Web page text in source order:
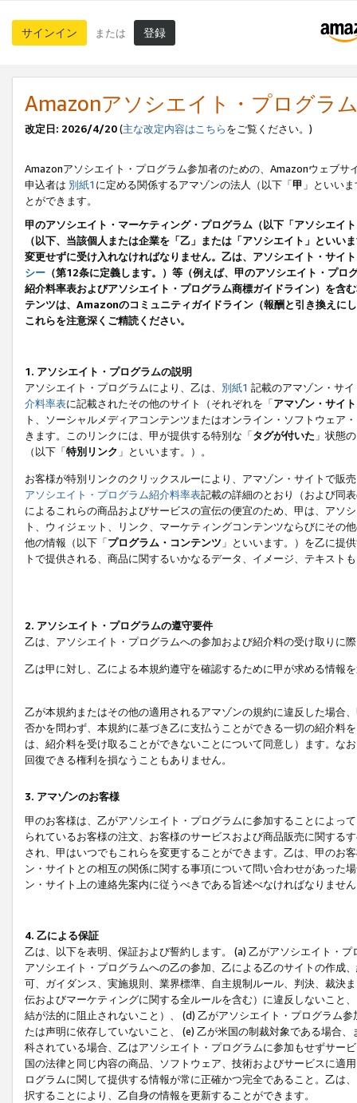
サインイン または 登録
Amazonアソシエイト・プログラ
改定日: 2026/4/20(主な改定内容はこちらをご覧ください。)
Amazonアソシエイト・プログラム参加者のための、Amazonウェブサ
申込者は 別紙1 に定める関係するアマゾンの法人（以下「甲 」といい
とができます。
甲のアソシエイト・マーケティング・プログラム（以下「アソシエイ
（以下、当該個人または企業を「乙」または「アソシエイト」とい
変更せずに受け入れなければなりません。乙は、アソシエイト・サイ
シー （第12条に定義します。）等（例えば、甲のアソシエイト・プ
紹介料率表およびアソシエイト・プログラム商標ガイドライン）を
テンツは、Amazonのコミュニティガイドライン（報酬と引き換えに
これらを注意深くご精読ください。
1. アソシエイト・プログラムの説明
アソシエイト・プログラムにより、乙は、 別紙1 記載のアマゾン・サ
介料率表に記載されたその他のサイト（それぞれを「アマゾン・サイト
ト、ソーシャルメディアコンテンツまたはオンライン・ソフトウェア
きます。このリンクには、甲が提供する特別な「タグが付いた 」状態
（以下「特別リンク 」といいます。）。
お客様が特別リンクのクリックスルーにより、アマゾン・サイトで販
アソシエイト・プログラム紹介料率表記載の詳細のとおり（および同
によるこれらの商品およびサービスの宣伝の便宜のため、甲は、アソ
ト、ウィジェット、リンク、マーケティングコンテンツならびにその
他の情報（以下「プログラム・コンテンツ 」といいます。）を乙に提
トで提供される、商品に関するいかなるデータ、イメージ、テキス
2. アソシエイト・プログラムの遵守要件
乙は、アソシエイト・プログラムへの参加および紹介料の受け取りに
乙は甲に対し、乙による本規約遵守を確認するために甲が求める情報
乙が本規約またはその他の適用されるアマゾンの規約に違反した場合
否かを問わず、本規約に基づき乙に支払うことができる一切の紹介料
は、紹介料を受け取ることができないことについて同意し）ます。な
回復できる権利を損なうこともありません。
3. アマゾンのお客様
甲のお客様は、乙がアソシエイト・プログラムに参加することによっ
られているお客様の注文、お客様のサービスおよび商品販売に関する
され、甲はいつでもこれらを変更することができます。乙は、甲のお
ン・サイトとの相互の関係に関する事項について問い合わせがあった
ン・サイト上の連絡先案内に従うべきである旨述べなければなりませ
4. 乙による保証
乙は、以下を表明、保証および誓約します。 (a) 乙がアソシエイト・
アソシエイト・プログラムへの乙の参加、乙による乙のサイトの作成
可、ガイダンス、実施規則、業界標準、自主規制ルール、判決、裁決
伝およびマーケティングに関する全ルールを含む）に違反しないこと
結が法的に阻止されないこと）、 (d) 乙がアソシエイト・プログラム
たは声明に依存していないこと、 (e) 乙が米国の制裁対象である場合
科されている場合、乙はアソシエイト・プログラムに参加もせずサー
国の法律と同じ内容の商品、ソフトウェア、技術およびサービスに適
ログラムに関して提供する情報が常に正確かつ完全であること。乙は
択することにより、乙自身の情報を更新することができます。